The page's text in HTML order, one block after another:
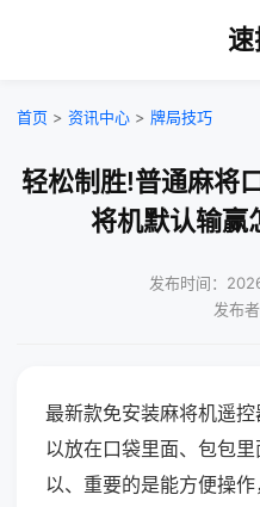
速
首页 > 资讯中心 > 牌局技巧
轻松制胜!普通麻将
将机默认输赢
发布时间：
发布
最新款免安装麻将机遥
以放在口袋里面、包包
以、重要的是能方便操